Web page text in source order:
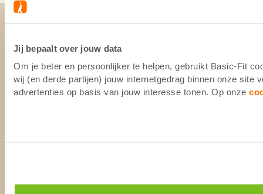
Jij bepaalt over jouw data
Om je beter en persoonlijker te helpen, gebruikt Basic-Fit
wij (en derde partijen) jouw internetgedrag binnen onze site
advertenties op basis van jouw interesse tonen. Op onze